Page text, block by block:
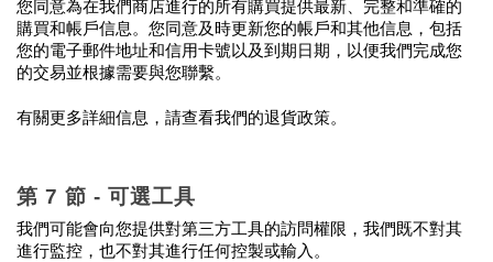
您同意為在我們商店進行的所有購買提供最新、完整和準確的
購買和帳戶信息。您同意及時更新您的帳戶和其他信息，包括
您的電子郵件地址和信用卡號以​​及到期日期，以便我們完成您
的交易並根據需要與您聯繫。
有關更多詳細信息，請查看我們的退貨政策。
第 7 節 - 可選工具
我們可能會向您提供對第三方工具的訪問權限，我們既不對其
進行監控，也不對其進行任何控製或輸入。